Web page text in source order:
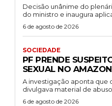
Decisão unânime do
do ministro e inaugura
6 de agosto de 2026
SOCIEDADE
PF PRENDE
SEXUAL NO
A investigação aponta que
divulgava material de
6 de agosto de 2026